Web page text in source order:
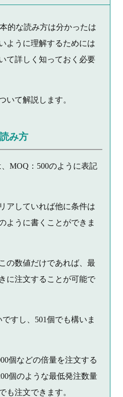
的な読み方は分かったは
ように理解するためには
て詳しく知っておく必要
いて解説します。
み方
MOQ：500のように表記
アしていれば他に条件は
ように書くことができま
の数値だけであれば、最
に注文することが可能で
すし、501個でも構いま
個などの倍量を注文する
個のような最低発注数量
も注文できます。